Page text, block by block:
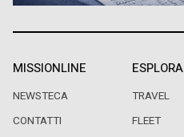
MISSIONLINE
NEWSTECA
CONTATTI
ESPLORA
TRAVEL
FLEET